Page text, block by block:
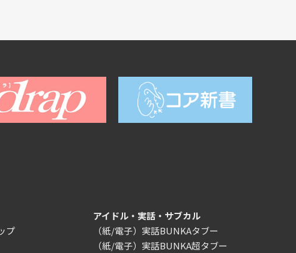
プ
アイドル・実話・サブカル
（紙/電子）実話BUNKAタブー
（紙/電子）実話BUNKA超タブー